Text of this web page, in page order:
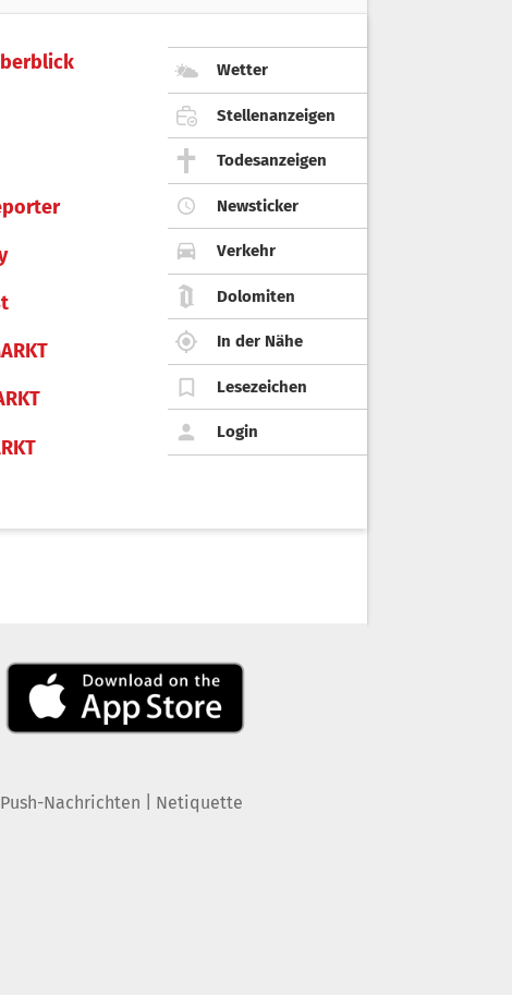
Wetter
Stellenanzeigen
Todesanzeigen
Newsticker
Verkehr
Dolomiten
In der Nähe
Lesezeichen
Login
Push-Nachrichten Netiquette